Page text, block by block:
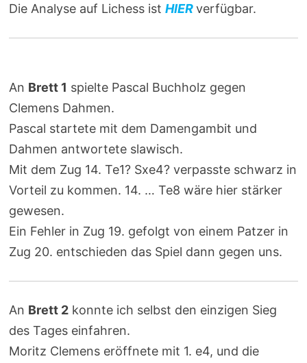
Die Analyse auf Lichess ist HIER verfügbar.
An Brett 1 spielte Pascal Buchholz gegen
Clemens Dahmen.
Pascal startete mit dem Damengambit und
Dahmen antwortete slawisch.
Mit dem Zug 14. Te1? Sxe4? verpasste schwarz in
Vorteil zu kommen. 14. … Te8 wäre hier stärker
gewesen.
Ein Fehler in Zug 19. gefolgt von einem Patzer in
Zug 20. entschieden das Spiel dann gegen uns.
An Brett 2konnte ich selbst den einzigen Sieg
des Tages einfahren.
Moritz Clemens eröffnete mit 1. e4, und die